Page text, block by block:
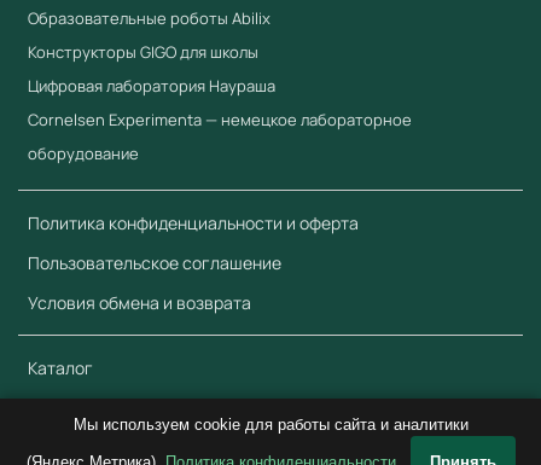
Образовательные роботы Abilix
Конструкторы GIGO для школы
Цифровая лаборатория Наураша
Cornelsen Experimenta — немецкое лабораторное
оборудование
Политика конфиденциальности и оферта
Пользовательское соглашение
Условия обмена и возврата
Каталог
Мы используем cookie для работы сайта и аналитики